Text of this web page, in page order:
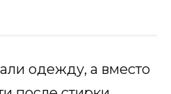
одежду, а вместо